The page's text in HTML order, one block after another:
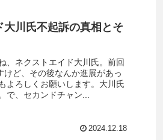
川氏不起訴の真相とそ
、ネクストエイド大川氏。前回
けど、その後なんか進展があっ
よろしくお願いします。大川氏
で、セカンドチャン...
2024.12.18